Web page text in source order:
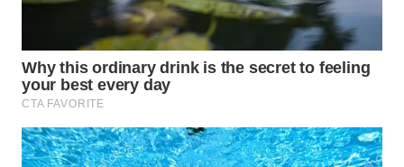
WN
WN
PAKPAK
WN